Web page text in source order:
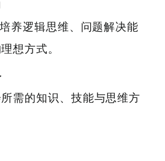
养逻辑思维、问题解决能
想方式。
需的知识、技能与思维方